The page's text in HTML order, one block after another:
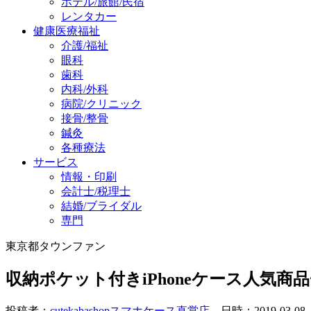
レンタカー
健康医療福祉
介護/福祉
眼科
歯科
内科/外科
病院/クリニック
接骨/整骨
鍼灸
各種療法
サービス
情報・印刷
会計士/税理士
結婚/ブライダル
専門
東京都タウンファン
収納ポケット付きiPhoneケース人気商